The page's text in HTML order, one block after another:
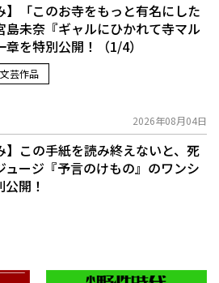
】「このお寺をもっと有名にした
島未奈『ギャルにひかれて寺マル
を特別公開！（1/4）
文芸作品
2026年08月04日
】この手紙を読み終えないと、死
ジュージ『予言のけもの』のワンシ
開！